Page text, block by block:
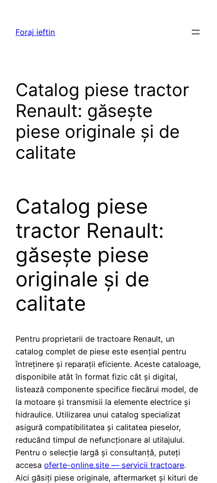
content
Foraj ieftin
Catalog piese tractor
Renault: găsește
piese originale și de
calitate
Catalog piese
tractor Renault:
găsește piese
originale și de
calitate
Pentru proprietarii de tractoare Renault, un
catalog complet de piese este esențial pentru
întreținere și reparații eficiente. Aceste cataloage,
disponibile atât în format fizic cât și digital,
listează componente specifice fiecărui model, de
la motoare și transmisii la elemente electrice și
hidraulice. Utilizarea unui catalog specializat
asigură compatibilitatea și calitatea pieselor,
reducând timpul de nefuncționare al utilajului.
Pentru o selecție largă și consultanță, puteți
accesa oferte-online.site — servicii tractoare.
Aici găsiți piese originale, aftermarket și kituri de